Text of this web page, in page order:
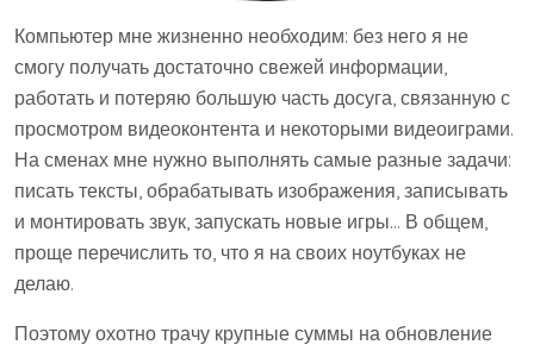
Компьютер мне жизненно необходим: без него я не
смогу получать достаточно свежей информации,
работать и потеряю большую часть досуга, связанную с
просмотром видеоконтента и некоторыми видеоиграми.
На сменах мне нужно выполнять самые разные задачи:
писать тексты, обрабатывать изображения, записывать
и монтировать звук, запускать новые игры… В общем,
проще перечислить то, что я на своих ноутбуках не
делаю.
Поэтому охотно трачу крупные суммы на обновление